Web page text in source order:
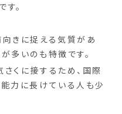
。
きに捉える気質があ
多いのも特徴です。
くに接するため、国際
力に長けている人も少